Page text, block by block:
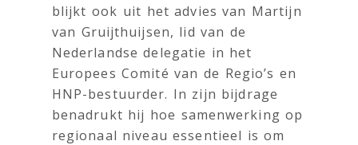
blijkt ook uit het advies van Martijn
van Gruijthuijsen, lid van de
Nederlandse delegatie in het
Europees Comité van de Regio’s en
HNP-bestuurder. In zijn bijdrage
benadrukt hij hoe samenwerking op
regionaal niveau essentieel is om